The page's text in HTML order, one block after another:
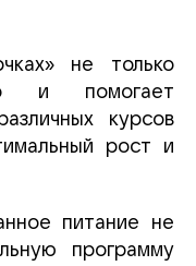
не только
и помогает
курсов
рост и
питание не
программу